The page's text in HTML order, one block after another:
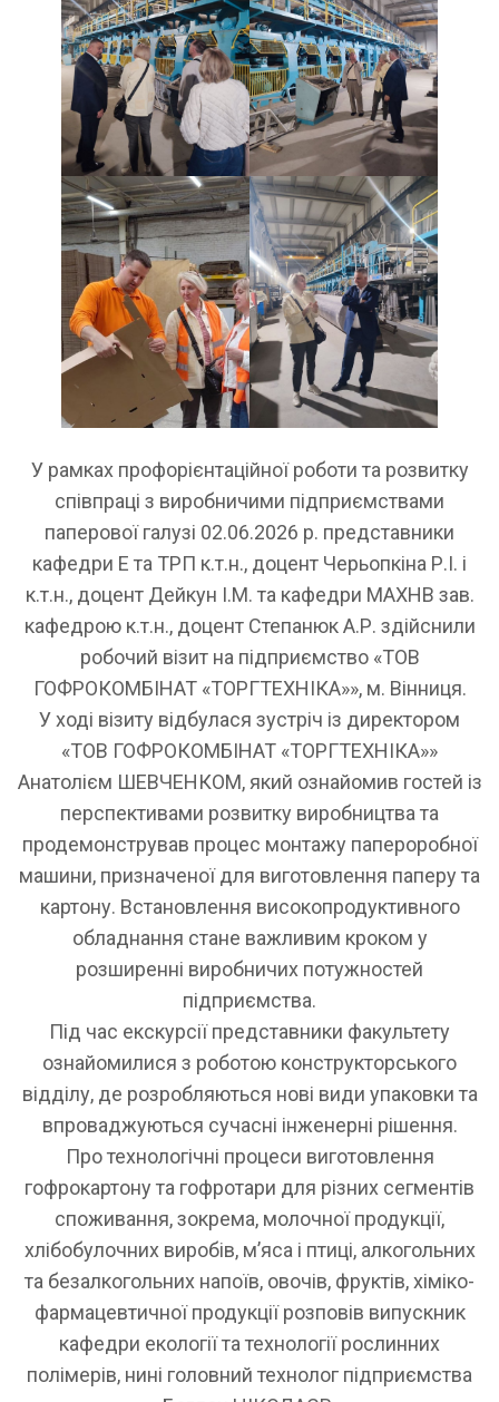
У рамках профорієнтаційної роботи та розвитку
співпраці з виробничими підприємствами
паперової галузі 02.06.2026 р. представники
кафедри Е та ТРП к.т.н., доцент Черьопкіна Р.І. і
к.т.н., доцент Дейкун І.М. та кафедри МАХНВ зав.
кафедрою к.т.н., доцент Степанюк А.Р. здійснили
робочий візит на підприємство «ТОВ
ГОФРОКОМБІНАТ «ТОРГТЕХНІКА»», м. Вінниця.
У ході візиту відбулася зустріч із директором
«ТОВ ГОФРОКОМБІНАТ «ТОРГТЕХНІКА»»
Анатолієм ШЕВЧЕНКОМ, який ознайомив гостей із
перспективами розвитку виробництва та
продемонстрував процес монтажу папероробної
машини, призначеної для виготовлення паперу та
картону. Встановлення високопродуктивного
обладнання стане важливим кроком у
розширенні виробничих потужностей
підприємства.
Під час екскурсії представники факультету
ознайомилися з роботою конструкторського
відділу, де розробляються нові види упаковки та
впроваджуються сучасні інженерні рішення.
Про технологічні процеси виготовлення
гофрокартону та гофротари для різних сегментів
споживання, зокрема, молочної продукції,
хлібобулочних виробів, м’яса і птиці, алкогольних
та безалкогольних напоїв, овочів, фруктів, хіміко-
фармацевтичної продукції розповів випускник
кафедри екології та технології рослинних
полімерів, нині головний технолог підприємства